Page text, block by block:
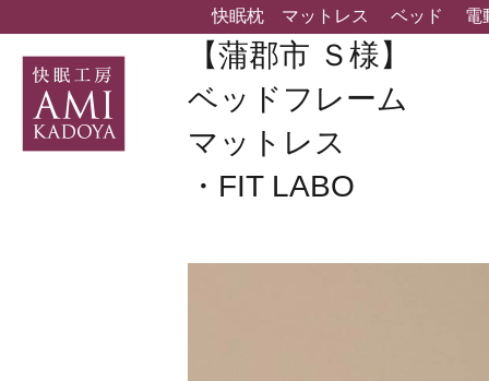
快眠枕 マットレス ベッド 電
【蒲郡市 Ｓ様】
ベッドフレーム
マットレス
・FIT LABO